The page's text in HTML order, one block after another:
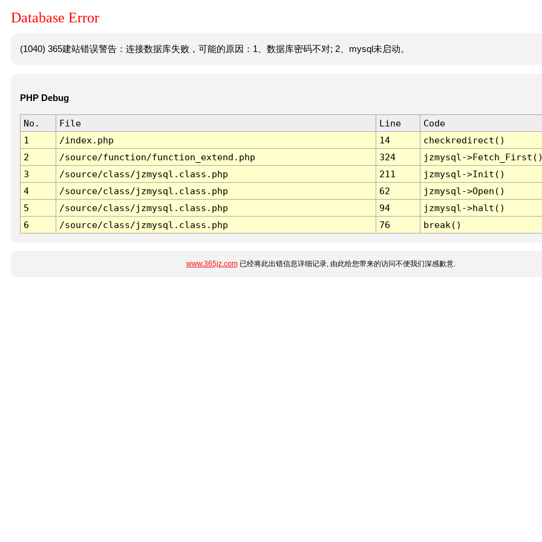
Database Error
(1040) 365建站错误警告：连接数据库失败，可能的原因：1、数据库密码不对; 2、mysql未启动。
PHP Debug
No. File Line
Code
1
/index.php 14
checkredirect()
2
/source/function/function_extend.php 324
jzmysql-
3
/source/class/jzmysql.class.php 211
jzmysql->Init()
4
/source/class/jzmysql.class.php 62
jzmysql->Open()
5
/source/class/jzmysql.class.php 94
jzmysql->halt()
6
/source/class/jzmysql.class.php 76 break()
www.365jz.com已经将此出错信息详细记录, 由此给您带来的访问不便我们深感歉意.